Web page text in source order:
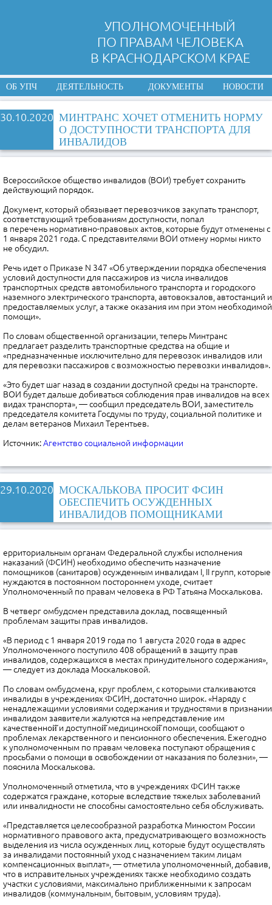
УПОЛНОМОЧЕННЫЙ
ПО ПРАВАМ ЧЕЛОВЕКА
В КРАСНОДАРСКОМ КРАЕ
ОБ УПЧ ДЕЯТЕЛЬНОСТЬ ДОКУМЕНТЫ НОВОСТИ
30.10.2020 МИНТРАНС ХОЧЕТ ОТМЕНИТЬ НОРМУ
О ДОСТУПНОСТИ ТРАНСПОРТА ДЛЯ
ИНВАЛИДОВ
Всероссийское общество инвалидов (ВОИ) требует сохранить
действующий порядок.
Документ, который обязывает перевозчиков закупать транспорт,
соответствующий требованиям доступности, попал
в перечень нормативно-правовых актов, которые будут отменены с
1 января 2021 года. С представителями ВОИ отмену нормы никто
не обсудил.
Речь идет о Приказе N 347 «Об утверждении порядка обеспечения
условий доступности для пассажиров из числа инвалидов
транспортных средств автомобильного транспорта и городского
наземного электрического транспорта, автовокзалов, автостанций и
предоставляемых услуг, а также оказания им при этом необходимой
помощи».
По словам общественной организации, теперь Минтранс
предлагает разделить транспортные средства на общие и
«предназначенные исключительно для перевозок инвалидов или
для перевозки пассажиров с возможностью перевозки инвалидов».
«Это будет шаг назад в создании доступной среды на транспорте.
ВОИ будет дальше добиваться соблюдения прав инвалидов на всех
видах транспорта», — сообщил председатель ВОИ, заместитель
председателя комитета Госдумы по труду, социальной политике и
делам ветеранов Михаил Терентьев.
Источник:Агентство социальной информации
29.10.2020 МОСКАЛЬКОВА ПРОСИТ ФСИН
ОБЕСПЕЧИТЬ ОСУЖДЕННЫХ
ИНВАЛИДОВ ПОМОЩНИКАМИ
ерриториальным органам Федеральной службы исполнения
наказаний (ФСИН) необходимо обеспечить назначение
помощников (санитаров) осужденным инвалидам I, II групп, которые
нуждаются в постоянном постороннем уходе, считает
Уполномоченный по правам человека в РФ Татьяна Москалькова.
В четверг омбудсмен представила доклад, посвященный
проблемам защиты прав инвалидов.
«В период с 1 января 2019 года по 1 августа 2020 года в адрес
Уполномоченного поступило 408 обращений в защиту прав
инвалидов, содержащихся в местах принудительного содержания»,
— следует из доклада Москальковой.
По словам омбудсмена, круг проблем, с которыми сталкиваются
инвалиды в учреждениях ФСИН, достаточно широк. «Наряду с
ненадлежащими условиями содержания и трудностями в признании
инвалидом заявители жалуются на непредставление им
качественной̆ и доступной̆ медицинской̆ помощи, сообщают о
проблемах лекарственного и пенсионного обеспечения. Ежегодно
к уполномоченным по правам человека поступают обращения с
просьбами о помощи в освобождении от наказания по болезни», —
пояснила Москалькова.
Уполномоченный отметила, что в учреждениях ФСИН также
содержатся граждане, которые вследствие тяжелых заболеваний
или инвалидности не способны самостоятельно себя обслуживать.
«Представляется целесообразной разработка Минюстом России
нормативного правового акта, предусматривающего возможность
выделения из числа осужденных лиц, которые будут осуществлять
за инвалидами постоянный уход с назначением таким лицам
компенсационных выплат», — отметила уполномоченный, добавив,
что в исправительных учреждениях также необходимо создать
участки с условиями, максимально приближенными к запросам
инвалидов (коммунальным, бытовым, условиям труда).